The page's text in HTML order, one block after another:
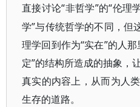
直接讨论“非哲学”的“伦理
学”与传统哲学的不同，但
理学回到作为“实在”的人
定”的结构所造成的抽象，
真实的内容上，从而为人
生存的道路。